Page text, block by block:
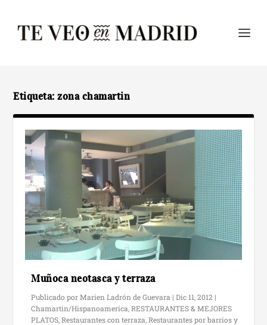
Etiqueta:zona chamartin
Muñoca neotasca y terraza
Publicado porMarien Ladrón de Guevara |Dic 11, 2012 |
Chamartin/Hispanoamerica,RESTAURANTES & MEJORES
PLATOS,Restaurantes con terraza,Restaurantes por barrios y